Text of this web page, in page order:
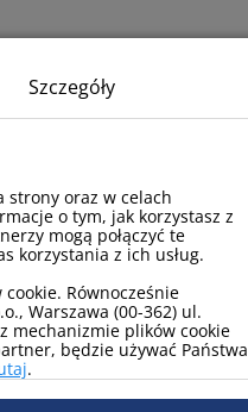
Szczegóły
strony oraz w celach
o tym, jak korzystasz z
mogą połączyć te
korzystania z ich usług.
Równocześnie
Warszawa (00-362) ul.
mechanizmie plików cookie
będzie używać Państwa
.